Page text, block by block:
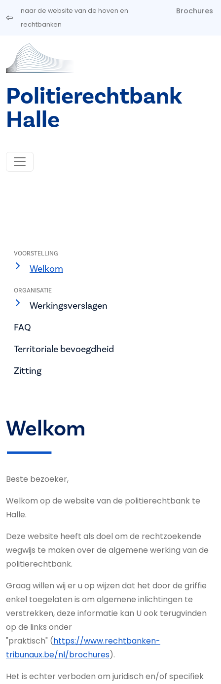
Overslaan en naar de inhoud gaan
naar de website van de hoven en
rechtbanken
Brochures
Politierechtbank
Halle
VOORSTELLING
Welkom
ORGANISATIE
Werkingsverslagen
FAQ
Territoriale bevoegdheid
Zitting
Welkom
Beste bezoeker,
Welkom op de website van de politierechtbank te
Halle.
Deze website heeft als doel om de rechtzoekende
wegwijs te maken over de algemene werking van de
politierechtbank.
Graag willen wij er u op wijzen dat het door de griffie
enkel toegelaten is om algemene inlichtingen te
verstrekken, deze informatie kan U ook terugvinden
op de links onder
"praktisch" (https://www.rechtbanken-
tribunaux.be/nl/brochures).
Het is echter verboden om juridisch en/of specifiek